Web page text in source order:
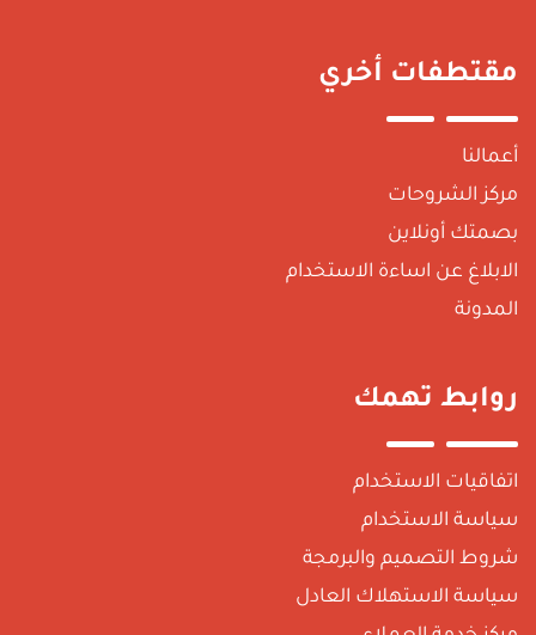
مقتطفات أخري
أعمالنا
مركز الشروحات
بصمتك أونلاين
الابلاغ عن اساءة الاستخدام
المدونة
روابط تهمك
اتفاقيات الاستخدام
سياسة الاستخدام
شروط التصميم والبرمجة
سياسة الاستهلاك العادل